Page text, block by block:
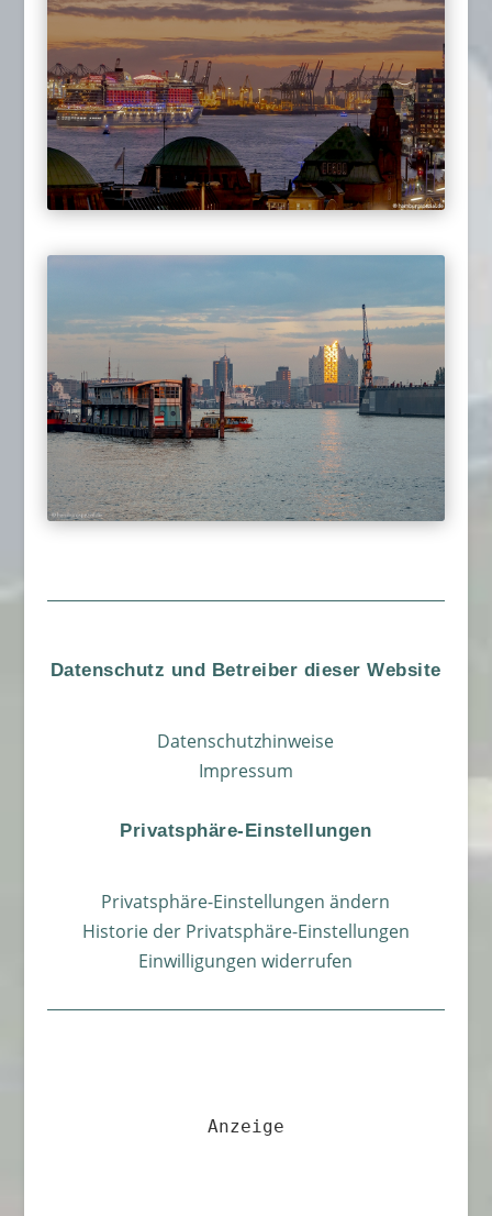
Datenschutz und Betreiber dieser Website
Datenschutzhinweise
Impressum
Privatsphäre-Einstellungen
Privatsphäre-Einstellungen ändern
Historie der Privatsphäre-Einstellungen
Einwilligungen widerrufen
Anzeige